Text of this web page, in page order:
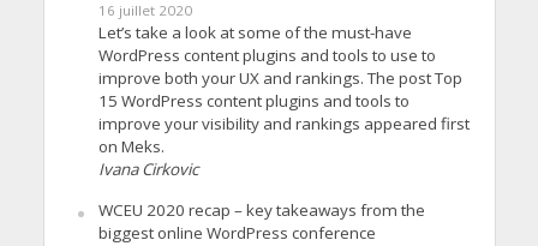
16 juillet 2020
Let’s take a look at some of the must-have
WordPress content plugins and tools to use to
improve both your UX and rankings. The post Top
15 WordPress content plugins and tools to
improve your visibility and rankings appeared first
on Meks.
Ivana Cirkovic
WCEU 2020 recap – key takeaways from the
biggest online WordPress conference